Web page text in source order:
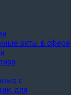
акты в сфере
с
для